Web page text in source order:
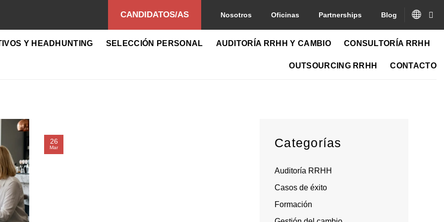
CANDIDATOS/AS Nosotros Oficinas Partnerships Blog
Y HEADHUNTING SELECCIÓN PERSONAL AUDITORÍA RRHH Y CAMBIO CONSULTORÍA RRHH
OUTSOURCING RRHH CONTACTO
26
Mar Categorías
Auditoría RRHH
Casos de éxito
Formación